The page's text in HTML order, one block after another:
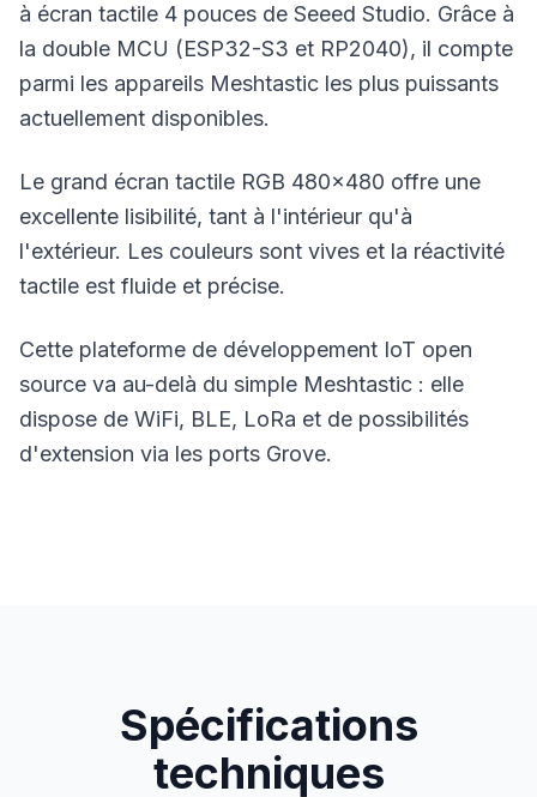
à écran tactile 4 pouces de Seeed Studio. Grâce à
la double MCU (ESP32-S3 et RP2040), il compte
parmi les appareils Meshtastic les plus puissants
actuellement disponibles.
Le grand écran tactile RGB 480x480 offre une
excellente lisibilité, tant à l'intérieur qu'à
l'extérieur. Les couleurs sont vives et la réactivité
tactile est fluide et précise.
Cette plateforme de développement IoT open
source va au-delà du simple Meshtastic : elle
dispose de WiFi, BLE, LoRa et de possibilités
d'extension via les ports Grove.
Spécifications
techniques